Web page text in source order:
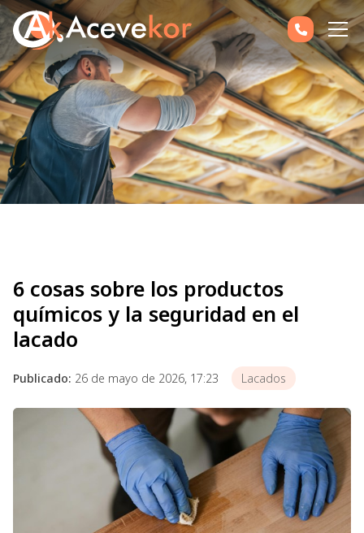
6 cosas sobre los productos
químicos y la seguridad en el
lacado
Publicado: 26 de mayo de 2026, 17:23 Lacados